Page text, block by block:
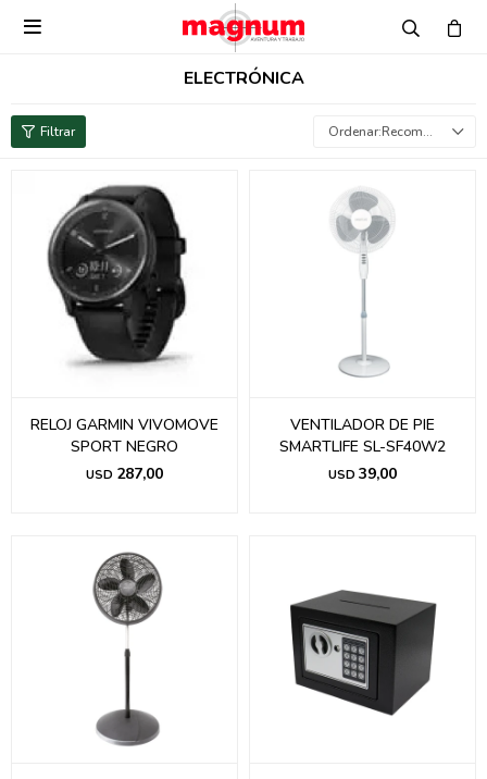

ELECTRÓNICA
Recomendados
RELOJ GARMIN VIVOMOVE
SPORT NEGRO
USD 287,00
VENTILADOR DE PIE
SMARTLIFE SL-SF40W2
USD 39,00